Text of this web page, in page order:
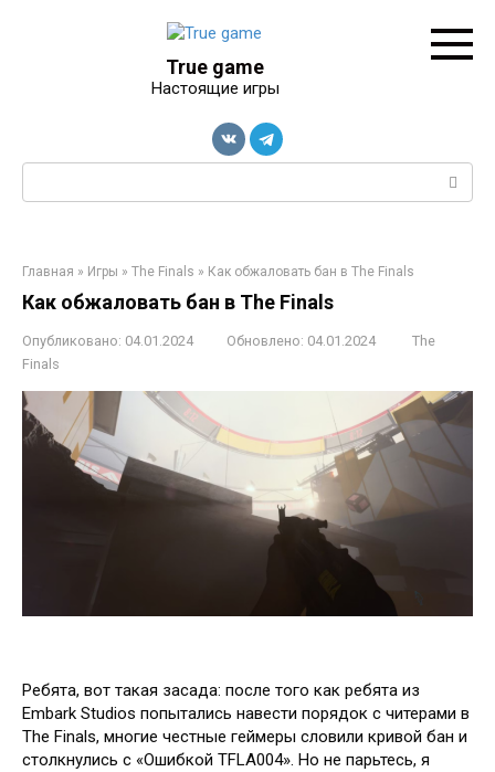
True game
Настоящие игры
Поиск:
Главная » Игры » The Finals » Как обжаловать бан в The Finals
Как обжаловать бан в The Finals
Опубликовано: 04.01.2024 Обновлено: 04.01.2024
The
Finals
Ребята, вот такая засада: после того как ребята из
Embark Studios попытались навести порядок с читерами в
The Finals, многие честные геймеры словили кривой бан и
столкнулись с «Ошибкой TFLA004». Но не парьтесь, я